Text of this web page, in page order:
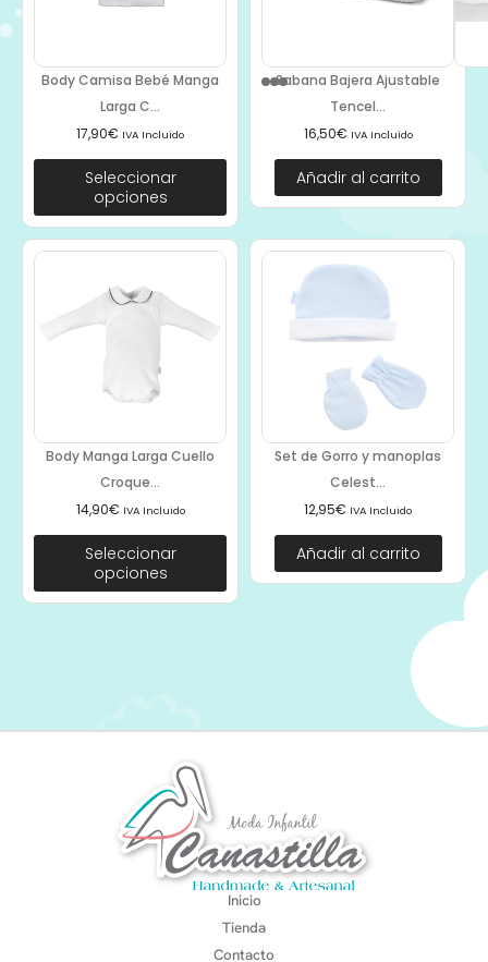
Body Camisa Bebé Manga
Larga C...
17,90€ IVA Incluido
Seleccionar
opciones
Sabana Bajera Ajustable
Tencel...
16,50€ IVA Incluido
Añadir al carrito
Body Manga Larga Cuello
Croque...
14,90€ IVA Incluido
Seleccionar
opciones
Set de Gorro y manoplas
Celest...
12,95€ IVA Incluido
Añadir al carrito
Inicio
Tienda
Contacto